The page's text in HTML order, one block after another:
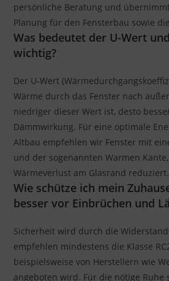
persönliche Beratung und
Planung für den Fensterbau sowie
Was bedeutet der U-Wert
wichtig?
Der U-Wert
Wärme durch das Fenster nach
niedriger dieser Wert ist, desto
Dämmwirkung. Für eine optimale
Altbau empfehlen wir Fenster mit
und der sogenannten Warmen
Wärmeverlust am Glasrand reduziert.
Wie schütze ich mein
besser vor Einbrüchen und
Sicherheit wird durch die
empfehlen mindestens die Klasse
beispielsweise von Herstellern wie
angeboten wird. Für die nötige Ruhe